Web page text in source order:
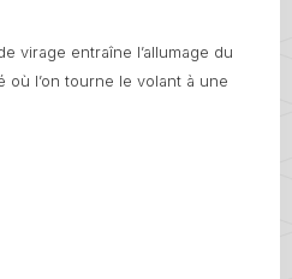
virage entraîne l’allumage du
l’on tourne le volant à une